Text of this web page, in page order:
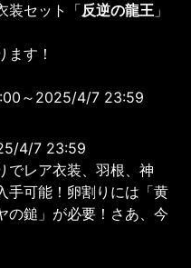
装セット「反逆の龍王 」
ます！
～2025/4/7 23:59
4/7 23:59
でレア衣装、羽根、神
手可能！卵割りには「黄
の鎚」が必要！さあ、今